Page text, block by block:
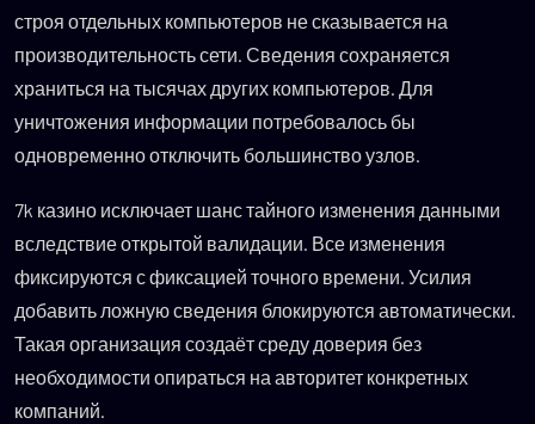
строя отдельных компьютеров не сказывается на
производительность сети. Сведения сохраняется
храниться на тысячах других компьютеров. Для
уничтожения информации потребовалось бы
одновременно отключить большинство узлов.
7k казино исключает шанс тайного изменения данными
вследствие открытой валидации. Все изменения
фиксируются с фиксацией точного времени. Усилия
добавить ложную сведения блокируются автоматически.
Такая организация создаёт среду доверия без
необходимости опираться на авторитет конкретных
компаний.